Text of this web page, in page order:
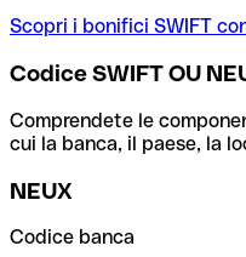
Scopri i bonifici SWIFT
Codice SWIFT OU
Comprendete le
cui la banca, il paese, la
NEUX
Codice banca